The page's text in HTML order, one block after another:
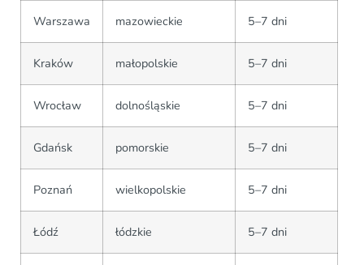
Warszawa mazowieckie 5–7 dni
Kraków małopolskie 5–7 dni
Wrocław dolnośląskie 5–7 dni
Gdańsk pomorskie 5–7 dni
Poznań wielkopolskie 5–7 dni
Łódź łódzkie 5–7 dni